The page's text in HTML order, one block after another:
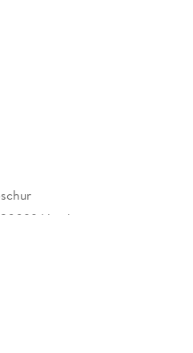
Hamburg,